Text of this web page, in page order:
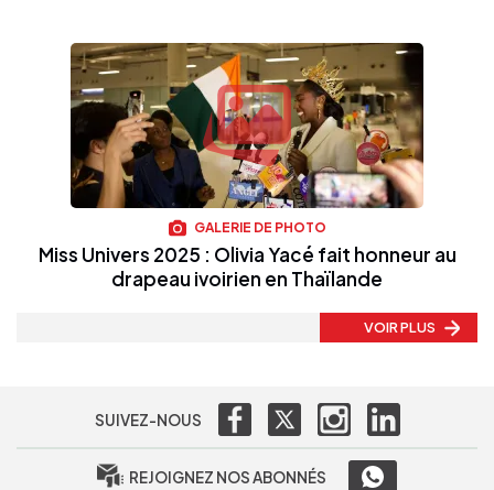
GALERIE DE PHOTO
Miss Univers 2025 : Olivia Yacé fait honneur au
drapeau ivoirien en Thaïlande
VOIR PLUS
SUIVEZ-NOUS
REJOIGNEZ NOS ABONNÉS